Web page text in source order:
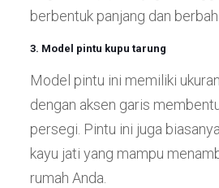
berbentuk panjang dan
3. Model pintu kupu tarung
Model pintu ini memiliki
dengan aksen garis
persegi. Pintu ini juga
kayu jati yang mampu
rumah Anda.